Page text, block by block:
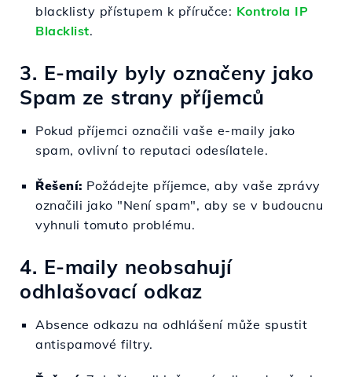
blacklisty přístupem k příručce: Kontrola IP
Blacklist.
3. E-maily byly označeny jako
Spam ze strany příjemců
Pokud příjemci označili vaše e-maily jako
spam, ovlivní to reputaci odesílatele.
Řešení: Požádejte příjemce, aby vaše zprávy
označili jako "Není spam", aby se v budoucnu
vyhnuli tomuto problému.
4. E-maily neobsahují
odhlašovací odkaz
Absence odkazu na odhlášení může spustit
antispamové filtry.